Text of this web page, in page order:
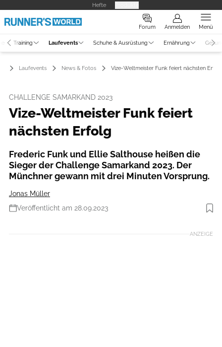
Hefte
Forum Anmelden Menü
Training Laufevents Schuhe & Ausrüstung Ernährung
Laufevents News & Fotos Vize-Weltmeister Funk feiert nächsten
CHALLENGE SAMARKAND 2023
Vize-Weltmeister Funk feiert
nächsten Erfolg
Frederic Funk und Ellie Salthouse heißen die
Sieger der Challenge Samarkand 2023. Der
Münchner gewann mit drei Minuten Vorsprung.
Jonas Müller
Veröffentlicht am 28.09.2023
Foto: Challenge Family
ANZEIGE